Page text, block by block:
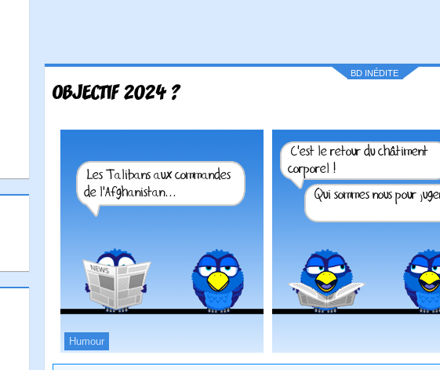
BD INÉDITE
OBJECTIF 2024 ?
Humour